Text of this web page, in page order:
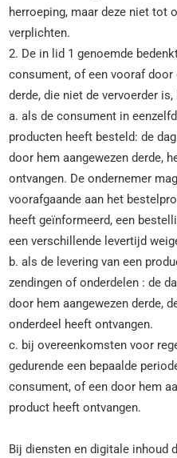
herroeping, maar deze niet tot
verplichten.
2. De in lid 1 genoemde
consument, of een vooraf door
derde, die niet de vervoerder
a. als de consument in
producten heeft besteld: de
door hem aangewezen derde,
ontvangen. De ondernemer
voorafgaande aan het
heeft geïnformeerd, een
een verschillende levertijd
b. als de levering van een
zendingen of onderdelen : de
door hem aangewezen derde,
onderdeel heeft ontvangen.
c. bij overeenkomsten voor
gedurende een bepaalde
consument, of een door hem
product heeft ontvangen.
Bij diensten en digitale inhoud